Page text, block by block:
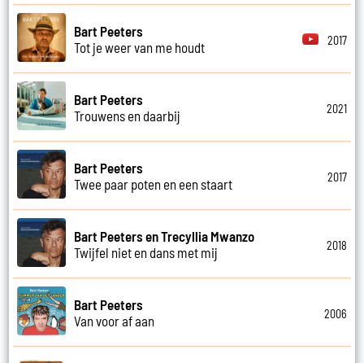
Bart Peeters
Tot je weer van me houdt
2017
Bart Peeters
Trouwens en daarbij
2021
Bart Peeters
Twee paar poten en een staart
2017
Bart Peeters en Trecyllia Mwanzo
Twijfel niet en dans met mij
2018
Bart Peeters
Van voor af aan
2006